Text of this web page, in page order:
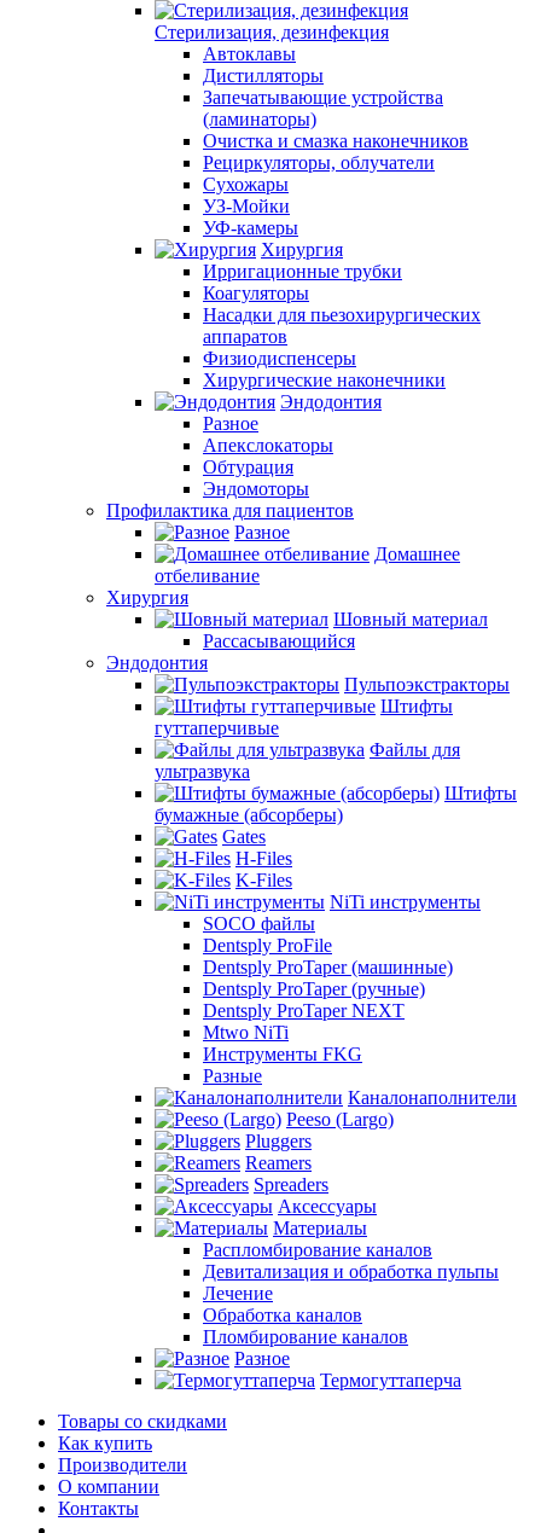
Стерилизация, дезинфекция
Автоклавы
Дистилляторы
Запечатывающие устройства
(ламинаторы)
Очистка и смазка наконечников
Рециркуляторы, облучатели
Сухожары
УЗ-Мойки
УФ-камеры
Хирургия
Ирригационные трубки
Коагуляторы
Насадки для пьезохирургических
аппаратов
Физиодиспенсеры
Хирургические наконечники
Эндодонтия
Разное
Апекслокаторы
Обтурация
Эндомоторы
Профилактика для пациентов
Разное
Домашнее
отбеливание
Хирургия
Шовный материал
Рассасывающийся
Эндодонтия
Пульпоэкстракторы
Штифты
гуттаперчивые
Файлы для
ультразвука
Штифты
бумажные (абсорберы)
Gates
H-Files
K-Files
NiTi инструменты
SOCO файлы
Dentsply ProFile
Dentsply ProTaper (машинные)
Dentsply ProTaper (ручные)
Dentsply ProTaper NEXT
Mtwo NiTi
Инструменты FKG
Разные
Каналонаполнители
Peeso (Largo)
Pluggers
Reamers
Spreaders
Аксессуары
Материалы
Распломбирование каналов
Девитализация и обработка пульпы
Лечение
Обработка каналов
Пломбирование каналов
Разное
Термогуттаперча
Товары со скидками
Как купить
Производители
О компании
Контакты